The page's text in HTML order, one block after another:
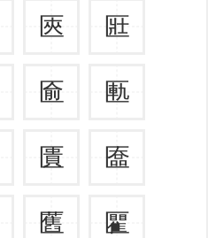
匧 匨
匬 匭
匱 匲
匶 匷